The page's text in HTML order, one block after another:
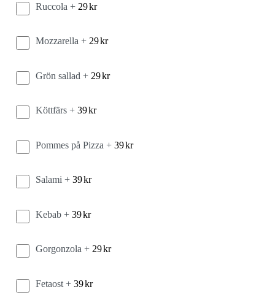
Ruccola + 29kr
Mozzarella + 29kr
Grön sallad + 29kr
Köttfärs + 39kr
Pommes på Pizza + 39kr
Salami + 39kr
Kebab + 39kr
Gorgonzola + 29kr
Fetaost + 39kr